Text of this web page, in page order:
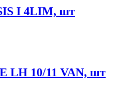
I 4LIM, шт
LH 10/11 VAN, шт